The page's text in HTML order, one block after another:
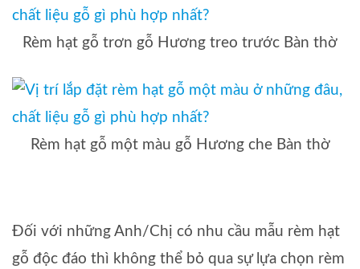
Rèm hạt gỗ trơn gỗ Hương treo trước Bàn thờ
Rèm hạt gỗ một màu gỗ Hương che Bàn thờ
Đối với những Anh/Chị có nhu cầu mẫu rèm hạt
gỗ độc đáo thì không thể bỏ qua sự lựa chọn rèm